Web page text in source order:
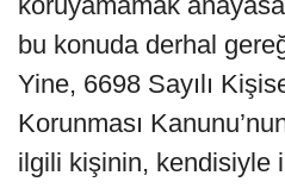
bu konuda derhal
Yine, 6698 Sayılı
Korunması
ilgili kişinin, kendisiyle